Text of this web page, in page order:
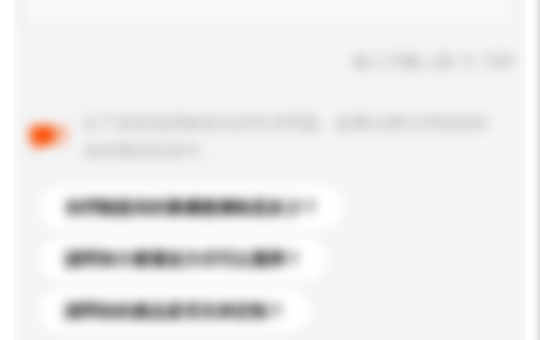
你們能提供的最優惠價格是多少？
請問有什麼運送方式可以選擇？
請問你的產品是否支持定制？